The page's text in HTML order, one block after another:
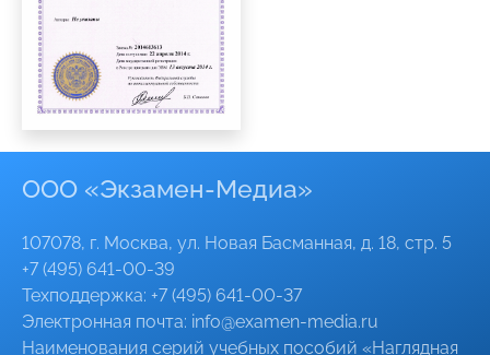
ООО «Экзамен-Медиа»
107078, г. Москва, ул. Новая Басманная, д. 18, стр. 5
+7 (495) 641-00-39
Техподдержка: +7 (495) 641-00-37
Электронная почта: info@examen-media.ru
Наименования серий учебных пособий «Наглядная